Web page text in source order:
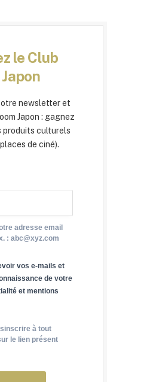
le Club
newsletter et
Japon : gagnez
produits culturels
de ciné).
adresse email
: abc@xyz.com
vos e-mails et
de votre
et mentions
à tout
le lien présent